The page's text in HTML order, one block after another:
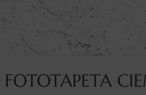
FOTOTAPETA